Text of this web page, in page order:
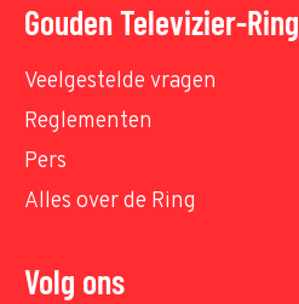
Gouden Televizier-Ring
Veelgestelde vragen
Reglementen
Pers
Alles over de Ring
Volg ons